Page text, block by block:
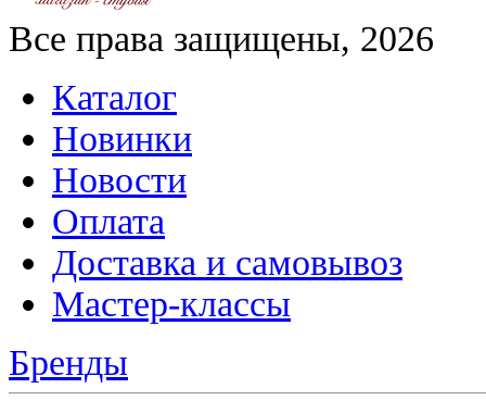
Все права защищены, 2026
Каталог
Новинки
Новости
Оплата
Доставка и самовывоз
Мастер-классы
Бренды